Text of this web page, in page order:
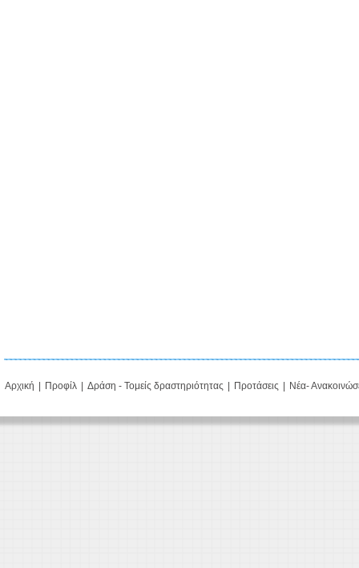
Αρχική Προφίλ Δράση - Τομείς δραστηριότητας Προτάσεις Νέα-